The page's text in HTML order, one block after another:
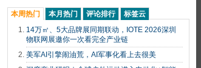
本周热门 本月热门 评论排行
标签云
14万㎡、5大品牌展同期联动，IOTE 2026深圳
物联网展邀你一次看完全产业链
美军AI引擎闹油荒，AI军事化看上去很美